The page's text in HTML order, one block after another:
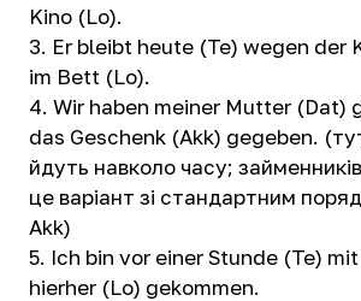
Kino (Lo).
Er bleibt heute (Te) wegen der
im Bett (Lo).
Wir haben meiner Mutter (Dat)
das Geschenk (Akk) gegeben.
йдуть навколо часу;
це варіант зі стандартним
Akk)
Ich bin vor einer Stunde (Te)
hierher (Lo) gekommen.